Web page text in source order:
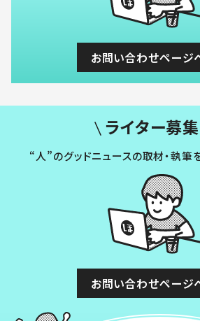
お問い合わせページ
ライター募集
“人”のグッドニュースの取材・執筆
お問い合わせページ